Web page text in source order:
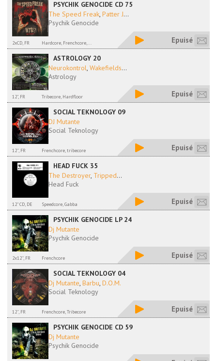
PSYCHIK GENOCIDE CD 75
The Speed Freak, Patter J...
Psychik Genocide
2xCD, FR Hardcore, Frenchcore,... Epuisé
ASTROLOGY 20
Neurokontrol, Wakefields...
Astrology
12", FR Tribecore, Hardfloor Epuisé
SOCIAL TEKNOLOGY 09
DJ Mutante
Social Teknology
12'', FR Frenchcore, tribecore Epuisé
HEAD FUCK 35
The Destroyer, Tripped...
Head Fuck
12" CD, DE Speedcore, Gabba Epuisé
PSYCHIK GENOCIDE LP 24
Dj Mutante
Psychik Genocide
2x12'', FR Frenchcore Epuisé
SOCIAL TEKNOLOGY 04
Dj Mutante, Barbu, D.O.M.
Social Teknology
12'', FR Frenchcore, Tribecore Epuisé
PSYCHIK GENOCIDE CD 59
Dj Mutante
Psychik Genocide